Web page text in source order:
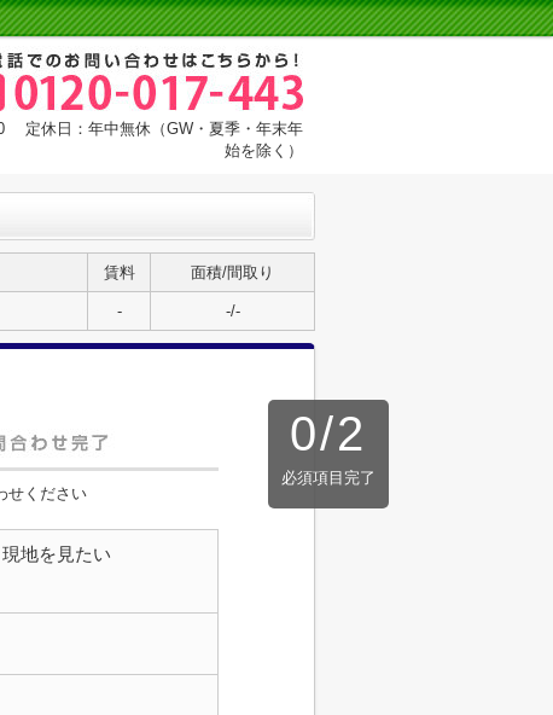
定休日：年中無休（GW・夏季・年末年
始を除く）
賃料 面積/間取り
- -/-
0/2
必須項目完了
せください
現地を見たい